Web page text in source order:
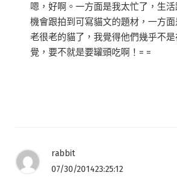
嗯，好啊。一方面是我太忙了，生
機會跟拍到可寫貓文的題材，一方
老很老的貓了，我覺得他們幾乎不
覺，要不就是要罐頭吃啊！= =
rabbit
07/30/201423:25:12